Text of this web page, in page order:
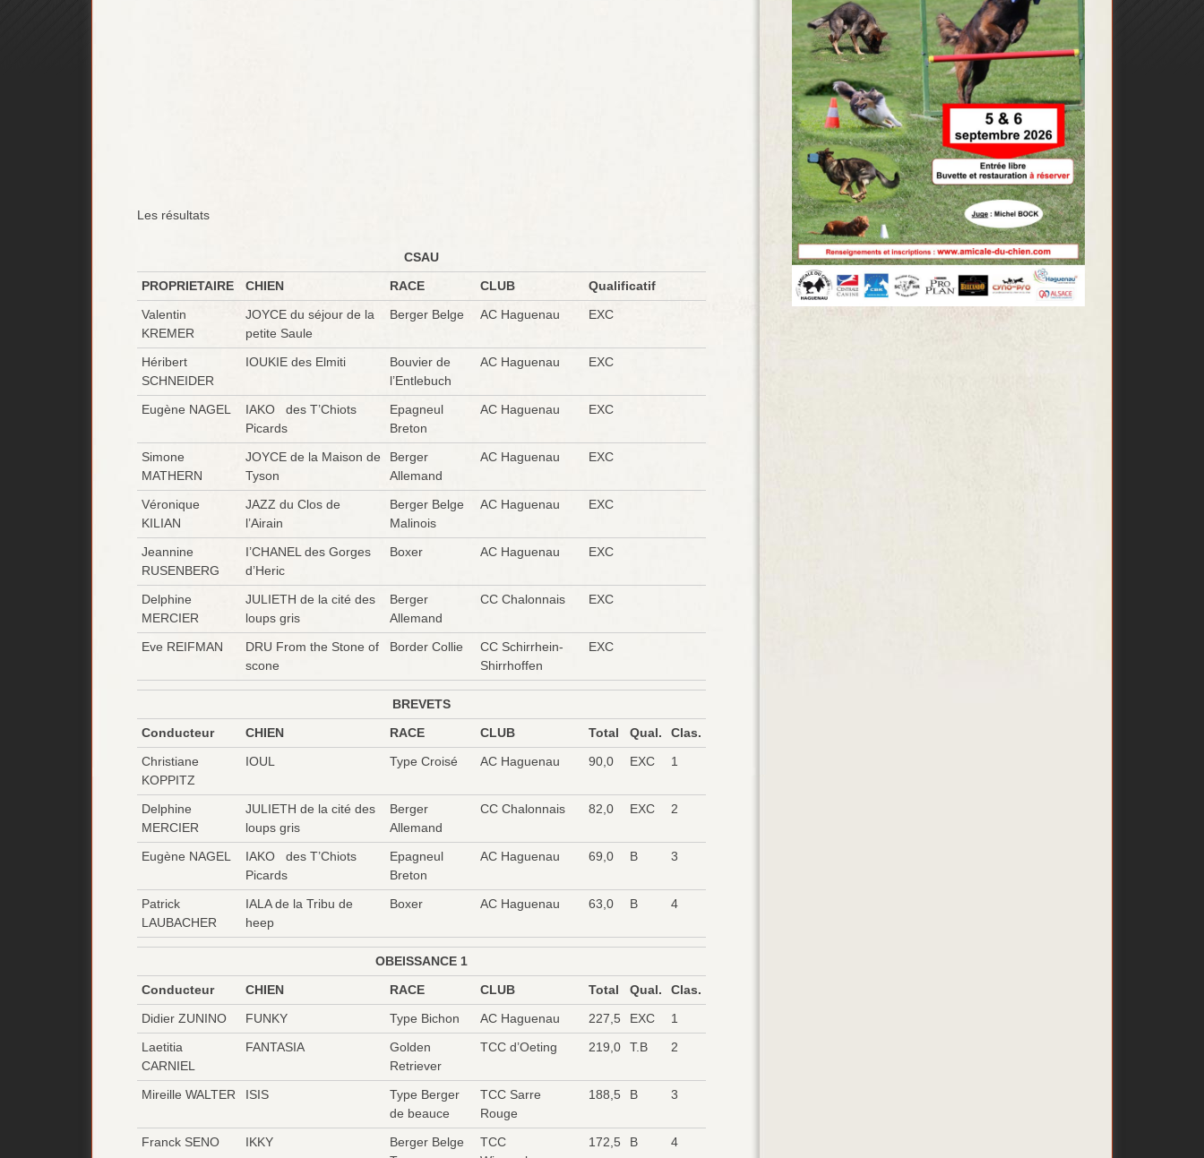
Les résultats
CSAU
PROPRIETAIRE
CHIEN RACE CLUB
Qualificatif
Valentin
KREMER
JOYCE du séjour de la
petite Saule
Berger Belge AC Haguenau EXC
Héribert
SCHNEIDER
IOUKIE des Elmiti
Bouvier de
l’Entlebuch
AC Haguenau EXC
Eugène NAGEL
IAKO des T’Chiots
Picards
Epagneul
Breton
AC Haguenau EXC
Simone
MATHERN
JOYCE de la Maison de
Tyson
Berger
Allemand
AC Haguenau EXC
Véronique
KILIAN
JAZZ du Clos de
l’Airain
Berger Belge
Malinois
AC Haguenau EXC
Jeannine
RUSENBERG
I’CHANEL des Gorges
d’Heric
Boxer AC Haguenau EXC
Delphine
MERCIER
JULIETH de la cité des
loups gris
Berger
Allemand
CC Chalonnais EXC
Eve REIFMAN
DRU From the Stone of
scone
Border Collie
CC Schirrhein-
Shirrhoffen
EXC
BREVETS
Conducteur
CHIEN RACE CLUB Total Qual.
Clas.
Christiane
KOPPITZ
IOUL Type Croisé AC Haguenau 90,0 EXC 1
Delphine
MERCIER
JULIETH de la cité des
loups gris
Berger
Allemand
CC Chalonnais 82,0 EXC 2
Eugène NAGEL
IAKO des T’Chiots
Picards
Epagneul
Breton
AC Haguenau 69,0 B 3
Patrick
LAUBACHER
IALA de la Tribu de
heep
Boxer AC Haguenau 63,0 B 4
OBEISSANCE 1
Conducteur
CHIEN RACE CLUB Total Qual.
Clas.
Didier ZUNINO
FUNKY Type Bichon AC Haguenau 227,5 EXC
1
Laetitia
CARNIEL
FANTASIA
Golden
Retriever
TCC d’Oeting 219,0 T.B 2
Mireille WALTER ISIS
Type Berger
de beauce
TCC Sarre
Rouge
188,5 B 3
Franck SENO IKKY
Berger Belge
TCC
172,5 B 4